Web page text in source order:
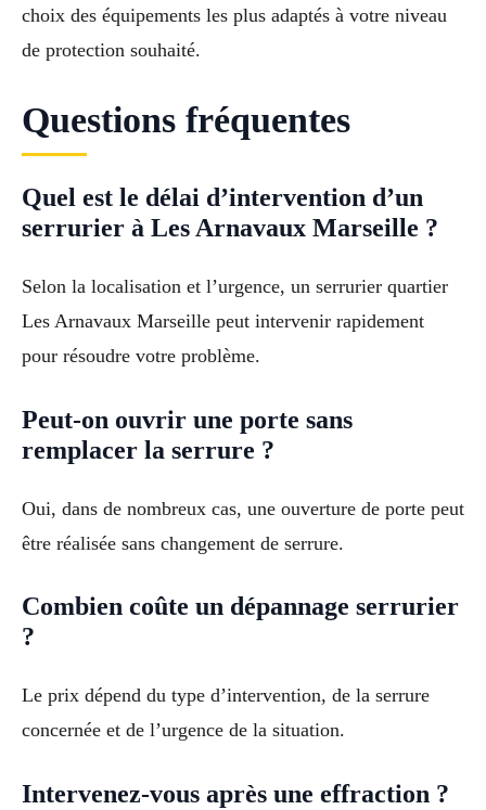
choix des équipements les plus adaptés à votre niveau
de protection souhaité.
Questions fréquentes
Quel est le délai d’intervention d’un
serrurier à Les Arnavaux Marseille ?
Selon la localisation et l’urgence, un serrurier quartier
Les Arnavaux Marseille peut intervenir rapidement
pour résoudre votre problème.
Peut-on ouvrir une porte sans
remplacer la serrure ?
Oui, dans de nombreux cas, une ouverture de porte peut
être réalisée sans changement de serrure.
Combien coûte un dépannage serrurier
?
Le prix dépend du type d’intervention, de la serrure
concernée et de l’urgence de la situation.
Intervenez-vous après une effraction ?